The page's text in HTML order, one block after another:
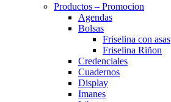
Productos – Promocion
Agendas
Bolsas
Friselina con asas
Friselina Riñon
Credenciales
Cuadernos
Display
Imanes